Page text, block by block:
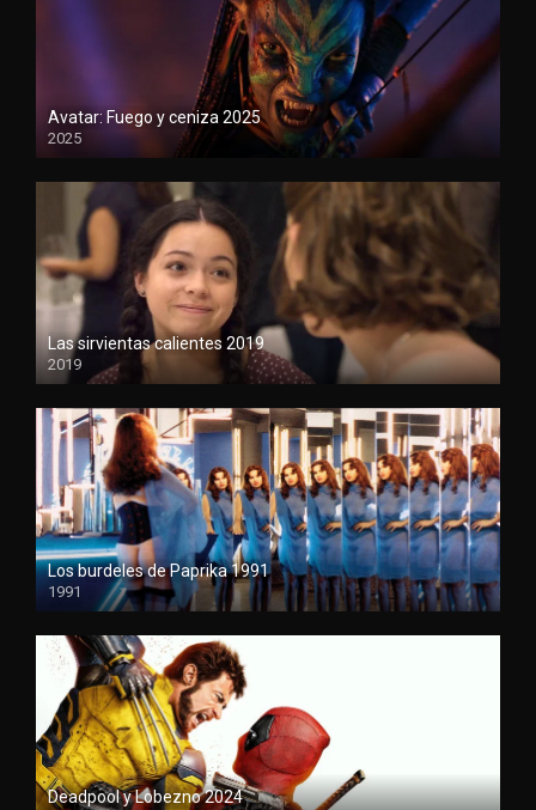
Avatar: Fuego y ceniza 2025
2025
1080P
Las sirvientas calientes 2019
2019
1080P
Los burdeles de Paprika 1991
1991
1080P
Deadpool y Lobezno 2024